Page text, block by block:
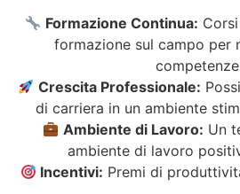
Formazione Continua:
formazione sul campo per
Crescita Professionale:
di carriera in un ambiente
Ambiente di Lavoro: Un
ambiente di lavoro
Incentivi: Premi di